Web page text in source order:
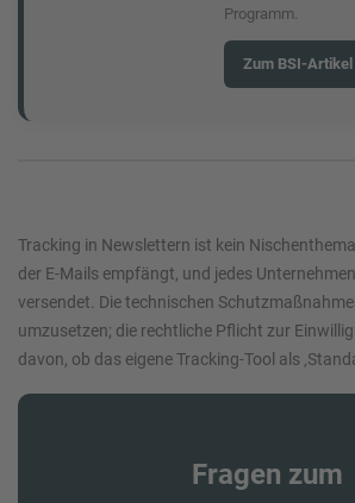
Programm.
Zum BSI-
Tracking in Newslettern ist kein
der E-Mails empfängt, und jedes
versendet. Die technischen
umzusetzen; die rechtliche Pflicht zur
davon, ob das eigene Tracking-Tool als
Fragen zum